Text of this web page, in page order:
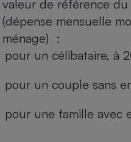
valeur de référence du
(dépense mensuelle
ménage) :
pour un célibataire, à
pour un couple sans
pour une famille avec